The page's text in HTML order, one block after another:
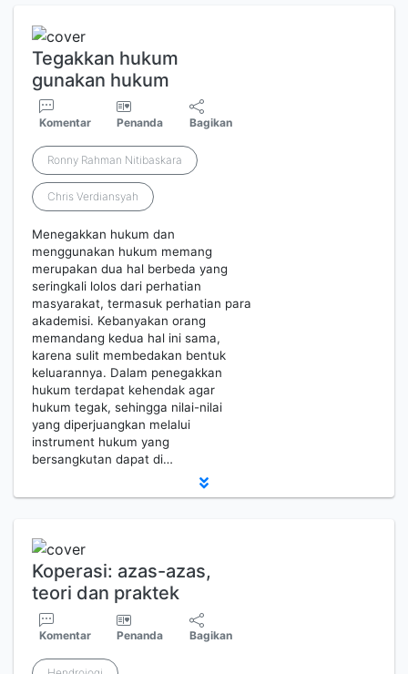
Tegakkan hukum
gunakan hukum
Komentar Penanda Bagikan
Ronny Rahman Nitibaskara
Chris Verdiansyah
Menegakkan hukum dan
menggunakan hukum memang
merupakan dua hal berbeda yang
seringkali lolos dari perhatian
masyarakat, termasuk perhatian para
akademisi. Kebanyakan orang
memandang kedua hal ini sama,
karena sulit membedakan bentuk
keluarannya. Dalam penegakkan
hukum terdapat kehendak agar
hukum tegak, sehingga nilai-nilai
yang diperjuangkan melalui
instrument hukum yang
bersangkutan dapat di…
Koperasi: azas-azas,
teori dan praktek
Komentar Penanda Bagikan